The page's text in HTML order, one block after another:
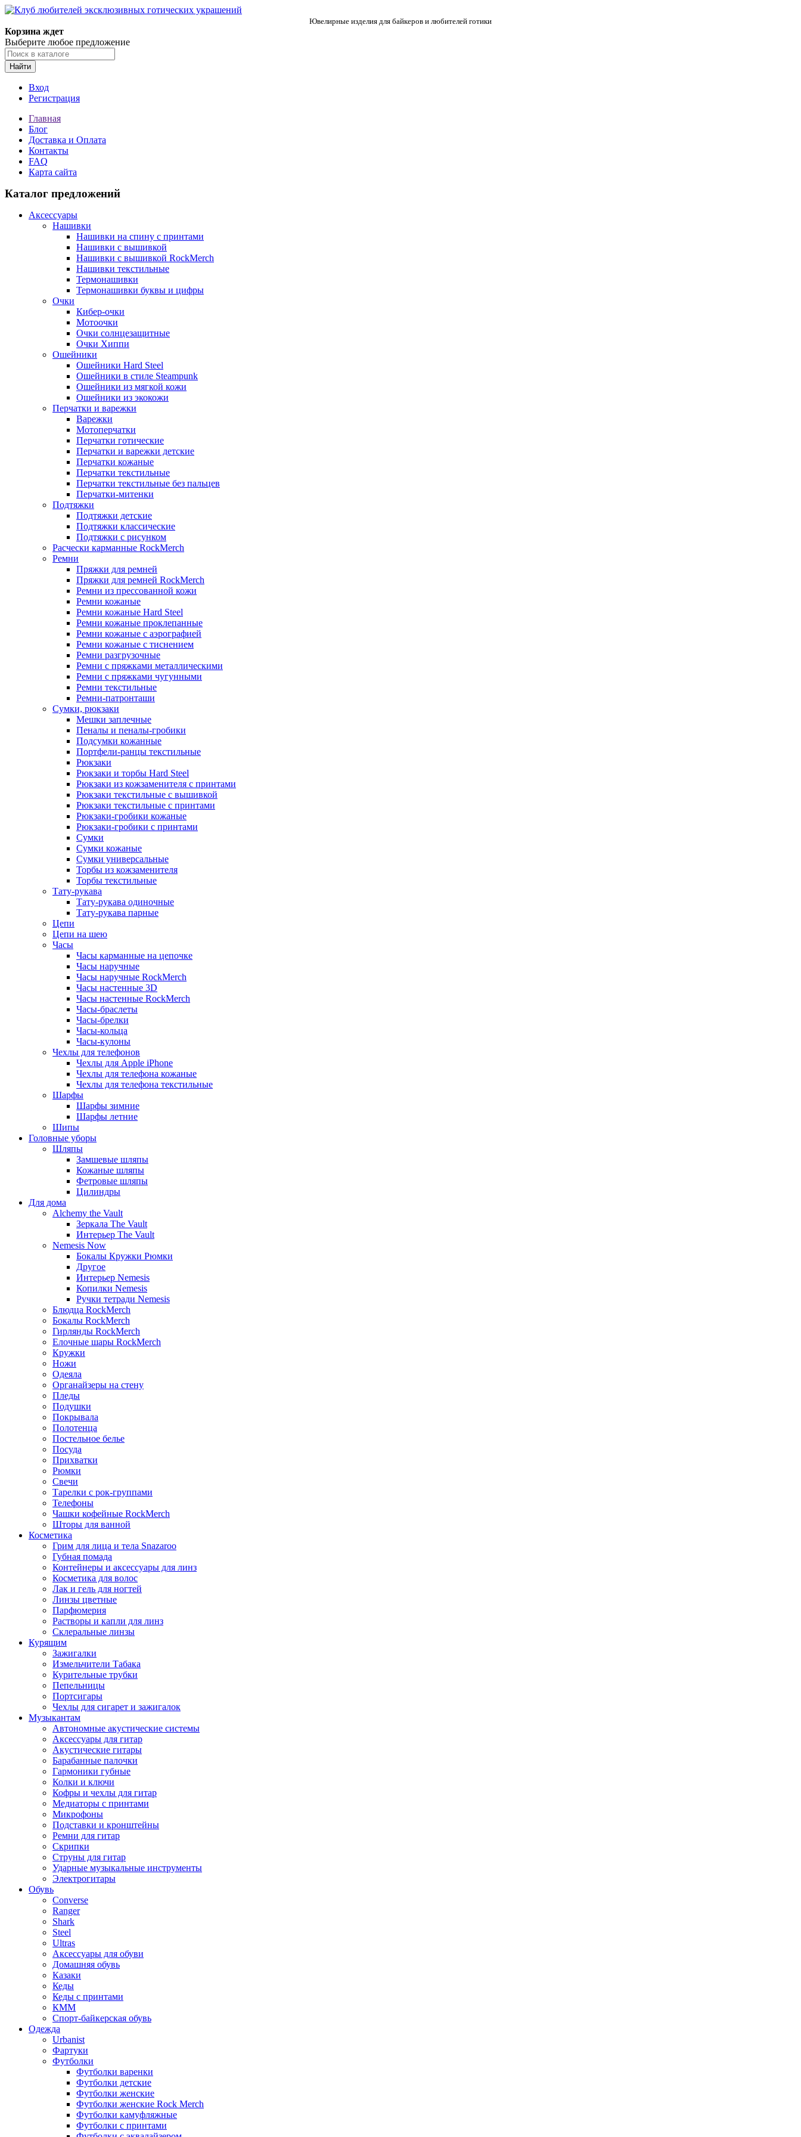
Ювелирные изделия для байкеров и любителей готики
Корзина ждет
Выберите любое предложение
Найти
Вход
Регистрация
Главная
Блог
Доставка и Оплата
Контакты
FAQ
Карта сайта
Каталог предложений
Аксессуары
Нашивки
Нашивки на спину с принтами
Нашивки с вышивкой
Нашивки с вышивкой RockMerch
Нашивки текстильные
Термонашивки
Термонашивки буквы и цифры
Очки
Кибер-очки
Мотоочки
Очки солнцезащитные
Очки Хиппи
Ошейники
Ошейники Hard Steel
Ошейники в стиле Steampunk
Ошейники из мягкой кожи
Ошейники из экокожи
Перчатки и варежки
Варежки
Мотоперчатки
Перчатки готические
Перчатки и варежки детские
Перчатки кожаные
Перчатки текстильные
Перчатки текстильные без пальцев
Перчатки-митенки
Подтяжки
Подтяжки детские
Подтяжки классические
Подтяжки с рисунком
Расчески карманные RockMerch
Ремни
Пряжки для ремней
Пряжки для ремней RockMerch
Ремни из прессованной кожи
Ремни кожаные
Ремни кожаные Hard Steel
Ремни кожаные проклепанные
Ремни кожаные с аэрографией
Ремни кожаные с тиснением
Ремни разгрузочные
Ремни с пряжками металлическими
Ремни с пряжками чугунными
Ремни текстильные
Ремни-патронташи
Сумки, рюкзаки
Мешки заплечные
Пеналы и пеналы-гробики
Подсумки кожанные
Портфели-ранцы текстильные
Рюкзаки
Рюкзаки и торбы Hard Steel
Рюкзаки из кожзаменителя с принтами
Рюкзаки текстильные с вышивкой
Рюкзаки текстильные с принтами
Рюкзаки-гробики кожаные
Рюкзаки-гробики с принтами
Сумки
Сумки кожаные
Сумки универсальные
Торбы из кожзаменителя
Торбы текстильные
Тату-рукава
Тату-рукава одиночные
Тату-рукава парные
Цепи
Цепи на шею
Часы
Часы карманные на цепочке
Часы наручные
Часы наручные RockMerch
Часы настенные 3D
Часы настенные RockMerch
Часы-браслеты
Часы-брелки
Часы-кольца
Часы-кулоны
Чехлы для телефонов
Чехлы для Apple iPhone
Чехлы для телефона кожаные
Чехлы для телефона текстильные
Шарфы
Шарфы зимние
Шарфы летние
Шипы
Головные уборы
Шляпы
Замшевые шляпы
Кожаные шляпы
Фетровые шляпы
Цилиндры
Для дома
Alchemy the Vault
Зеркала The Vault
Интерьер The Vault
Nemesis Now
Бокалы Кружки Рюмки
Другое
Интерьер Nemesis
Копилки Nemesis
Ручки тетради Nemesis
Блюдца RockMerch
Бокалы RockMerch
Гирлянды RockMerch
Елочные шары RockMerch
Кружки
Ножи
Одеяла
Органайзеры на стену
Пледы
Подушки
Покрывала
Полотенца
Постельное белье
Посуда
Прихватки
Рюмки
Свечи
Тарелки с рок-группами
Телефоны
Чашки кофейные RockMerch
Шторы для ванной
Косметика
Грим для лица и тела Snazaroo
Губная помада
Контейнеры и аксессуары для линз
Косметика для волос
Лак и гель для ногтей
Линзы цветные
Парфюмерия
Растворы и капли для линз
Склеральные линзы
Курящим
Зажигалки
Измельчители Табака
Курительные трубки
Пепельницы
Портсигары
Чехлы для сигарет и зажигалок
Музыкантам
Автономные акустические системы
Аксессуары для гитар
Акустические гитары
Барабанные палочки
Гармоники губные
Колки и ключи
Кофры и чехлы для гитар
Медиаторы с принтами
Микрофоны
Подставки и кронштейны
Ремни для гитар
Скрипки
Струны для гитар
Ударные музыкальные инструменты
Электрогитары
Обувь
Converse
Ranger
Shark
Steel
Ultras
Аксессуары для обуви
Домашняя обувь
Казаки
Кеды
Кеды с принтами
КММ
Спорт-байкерская обувь
Одежда
Urbanist
Фартуки
Футболки
Футболки варенки
Футболки детские
Футболки женские
Футболки женские Rock Merch
Футболки камуфляжные
Футболки с принтами